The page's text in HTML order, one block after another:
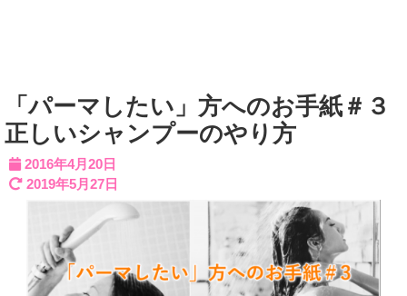
「パーマしたい」方へのお手紙＃３
正しいシャンプーのやり方
2016年4月20日
2019年5月27日